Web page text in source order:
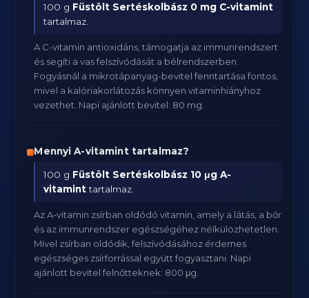
100 g Füstölt Sertéskolbász 0 mg C-vitamint
tartalmaz.
A C-vitamin antioxidáns, támogatja az immunrendszert
és segíti a vas felszívódását a bélrendszerben.
Fogyásnál a mikrotápanyag-bevitel fenntartása fontos,
mivel a kalóriakorlátozás könnyen vitaminhiányhoz
vezethet. Napi ajánlott bevitel: 80 mg.
Mennyi A-vitamint tartalmaz?
100 g Füstölt Sertéskolbász 10 μg A-
vitaminttartalmaz.
Az A-vitamin zsírban oldódó vitamin, amely a látás, a bőr
és az immunrendszer egészségéhez nélkülözhetetlen.
Mivel zsírban oldódik, felszívódásához érdemes
egészséges zsírforrással együtt fogyasztani. Napi
ajánlott bevitel felnőtteknek: 800 μg.